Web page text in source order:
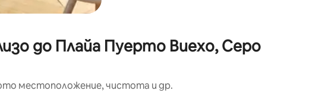
до Плайа Пуерто Виехо, Серо
местоположение, чистота и др.